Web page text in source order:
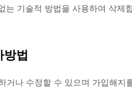
는 기술적 방법을 사용하여 삭제
법
거나 수정할 수 있으며 가입해지